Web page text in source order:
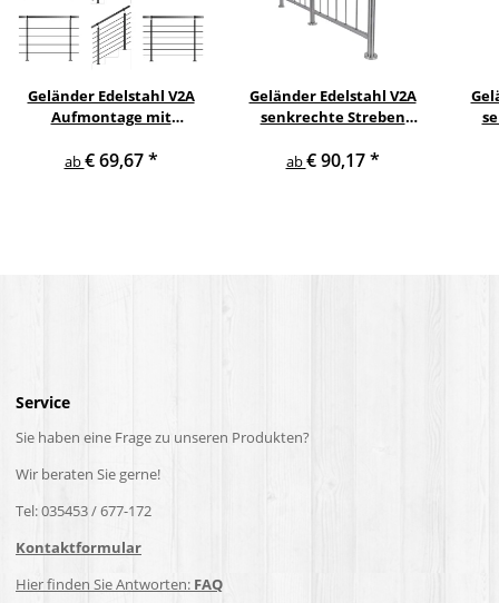
Geländer Edelstahl V2A
Aufmontage mit
Querstreben
ab€ 69,67*
Geländer Edelstahl V2A
senkrechte Streben
ab€ 90,17*
Service
Sie haben eine Frage zu unseren Produkten?
Wir beraten Sie gerne!
Tel: 035453 / 677-172
Kontaktformular
Hier finden Sie Antworten: FAQ